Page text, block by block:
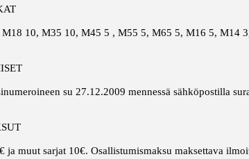
10, M35 10, M45 5 , M55 5, M65 5, M16 5, M14
su 27.12.2009 mennessä sähköpostilla
ja muut sarjat 10€. Osallistumismaksu maksettava